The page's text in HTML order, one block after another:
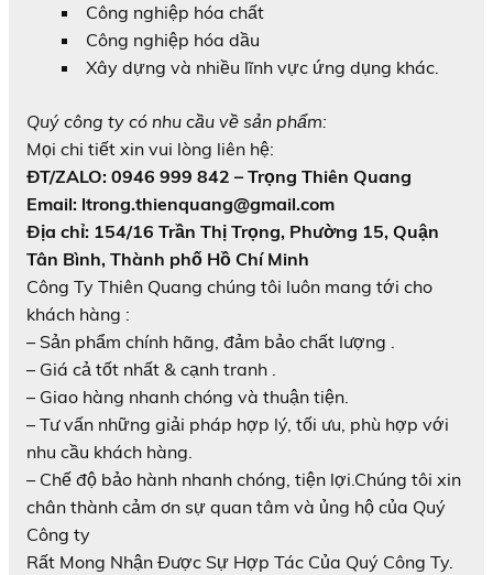
Công nghiệp hóa chất
Công nghiệp hóa dầu
Xây dựng và nhiều lĩnh vực ứng dụng khác.
Quý công ty có nhu cầu về sản phẩm:
Mọi chi tiết xin vui lòng liên hệ:
ĐT/ZALO: 0946 999 842 – Trọng Thiên Quang
Email: ltrong.thienquang@gmail.com
Địa chỉ: 154/16 Trần Thị Trọng, Phường 15, Quận
Tân Bình, Thành phố Hồ Chí Minh
Công Ty Thiên Quang chúng tôi luôn mang tới cho
khách hàng :
– Sản phẩm chính hãng, đảm bảo chất lượng .
– Giá cả tốt nhất & cạnh tranh .
– Giao hàng nhanh chóng và thuận tiện.
– Tư vấn những giải pháp hợp lý, tối ưu, phù hợp với
nhu cầu khách hàng.
– Chế độ bảo hành nhanh chóng, tiện lợi.Chúng tôi xin
chân thành cảm ơn sự quan tâm và ủng hộ của Quý
Công ty
Rất Mong Nhận Được Sự Hợp Tác Của Quý Công Ty.